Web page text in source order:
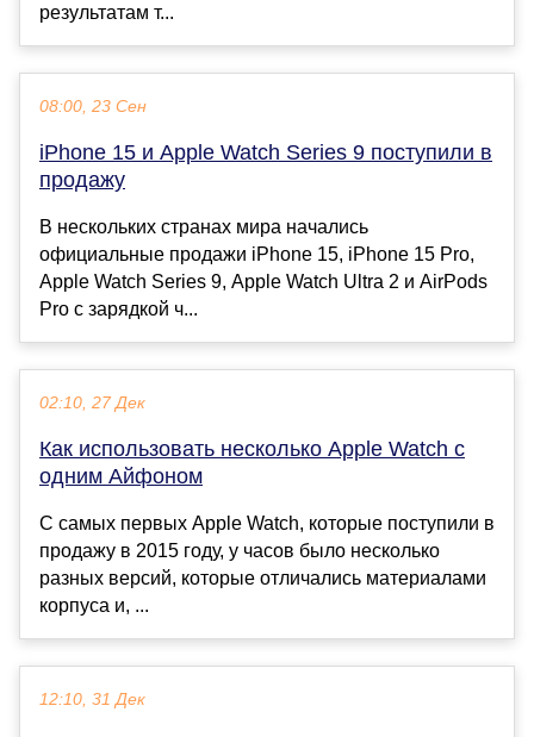
результатам т...
08:00, 23 Сен
iPhone 15 и Apple Watch Series 9 поступили в
продажу
В нескольких странах мира начались
официальные продажи iPhone 15, iPhone 15 Pro,
Apple Watch Series 9, Apple Watch Ultra 2 и AirPods
Pro с зарядкой ч...
02:10, 27 Дек
Как использовать несколько Apple Watch с
одним Айфоном
С самых первых Apple Watch, которые поступили в
продажу в 2015 году, у часов было несколько
разных версий, которые отличались материалами
корпуса и, ...
12:10, 31 Дек